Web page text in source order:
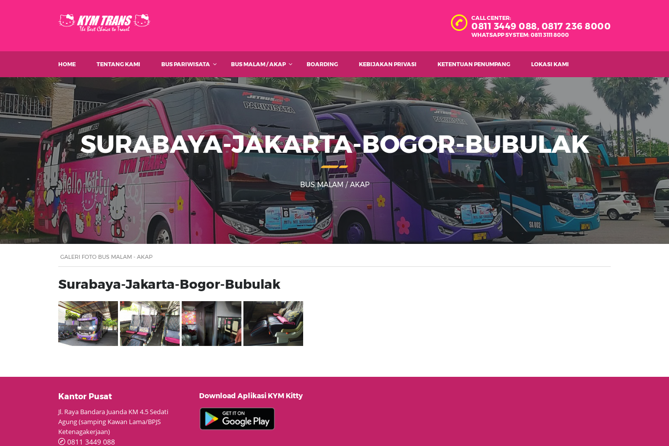
CALL CENTER:
0811 3449 088, 0817 236 8000
WHATSAPP SYSTEM: 0811 3111 8000
HOME TENTANG KAMI BUS PARIWISATA BUS MALAM / AKAP BOARDING KEBIJAKAN PRIVASI KETENTUAN PENUMPANG LOKASI KAMI
SURABAYA-JAKARTA-BOGOR-BUBULAK
BUS MALAM / AKAP
GALERI FOTO BUS MALAM - AKAP
Surabaya-Jakarta-Bogor-Bubulak
Kantor Pusat
Jl. Raya Bandara Juanda KM 4.5 Sedati
Agung (samping Kawan Lama/BPJS
Ketenagakerjaan)
0811 3449 088
Download Aplikasi KYM Kitty